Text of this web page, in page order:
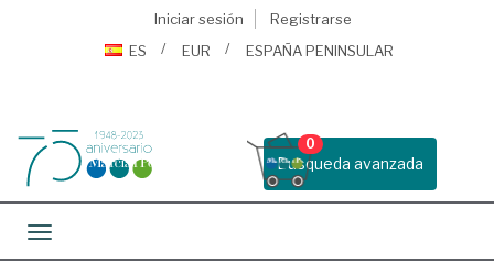
Iniciar sesión
Registrarse
ES
EUR ESPAÑA PENINSULAR
Busqueda avanzada
0
Toggle navigation